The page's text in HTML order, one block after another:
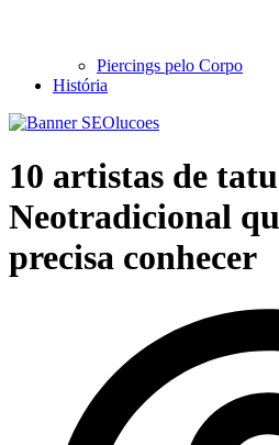
Piercings pelo Corpo
História
10 artistas de
Neotradicional
precisa conhecer